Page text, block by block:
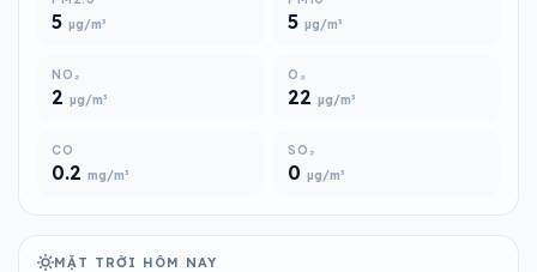
5 µg/m³ 5 µg/m³
NO₂
2 µg/m³
O₃
22 µg/m³
CO
0.2 mg/m³
SO₂
0 µg/m³
MẶT TRỜI HÔM NAY